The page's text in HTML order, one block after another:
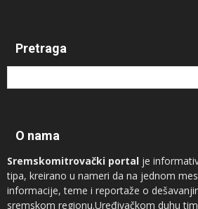
Pretraga
O nama
Sremskomitrovački portal je
tipa, kreirano u nameri da na jednom
informacije, teme i reportaže o
sremskom regionu.Uređivačkom duhu